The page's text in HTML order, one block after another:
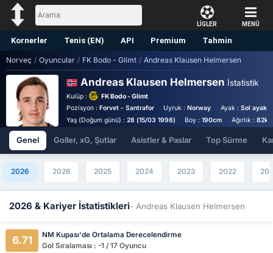
LİGLER MENÜ
Kornerler Tenis (EN) API Premium Tahmin
Norveç / Oyuncular / FK Bodo - Glimt / Andreas Klausen Helmersen
Andreas Klausen Helmersen İstatistik
Kulüp :
FK Bodo - Glimt
Pozisyon : Forvet - Santrafor Uyruk :Norway Ayak : Sol ayaklı
Yaş (Doğum günü) : 28 (15/03 1998) Boy :190cm Ağırlık : 82kg
Genel Goller, xG, Şutlar Asistler & Paslar Top Sürme
2026 2026 2025 2024 2023 2022
2026 & Kariyer İstatistikleri- Andreas Klausen Helmersen
6.71
NM Kupası'de Ortalama Derecelendirme
Gol Sıralaması : -1 / 17 Oyuncu